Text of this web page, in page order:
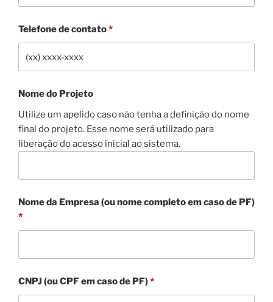
Telefone de contato*
Nome do Projeto
Utilize um apelido caso não tenha a definição do nome
final do projeto. Esse nome será utilizado para
liberação do acesso inicial ao sistema.
Nome da Empresa (ou nome completo em caso de PF)
*
CNPJ (ou CPF em caso de PF)*